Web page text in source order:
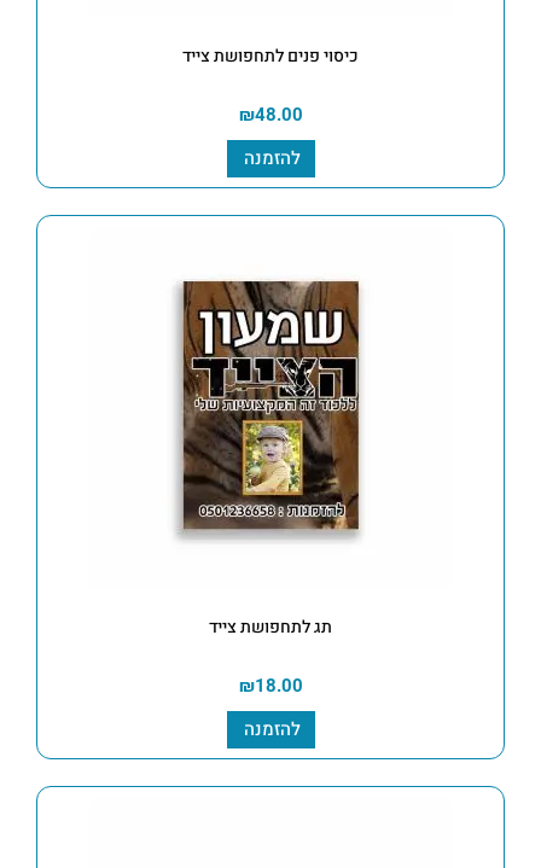
כיסוי פנים לתחפושת צייד
₪48.00
להזמנה
תג לתחפושת צייד
₪18.00
להזמנה